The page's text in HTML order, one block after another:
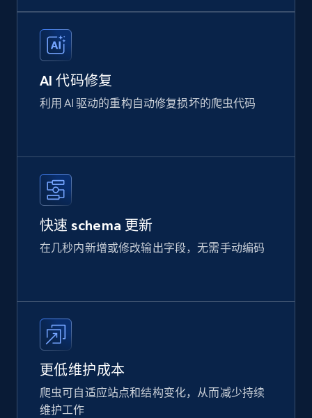
AI 代码修复
利用 AI 驱动的重构自动修复损坏的爬虫代码
快速 schema 更新
在几秒内新增或修改输出字段，无需手动编码
更低维护成本
爬虫可自适应站点和结构变化，从而减少持续
维护工作